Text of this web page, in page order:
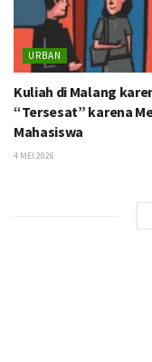
URBAN
Kuliah di Malang
“Tersesat” karena
Mahasiswa
4 MEI 2026